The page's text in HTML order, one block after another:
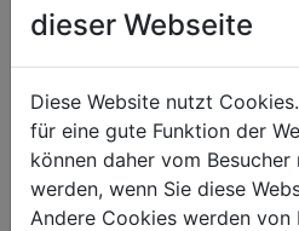
Versandmaße
Verpackungsbreite in mm
Verpackungslänge in mm
Allgemeine Daten
dieser Webseite
Diese Website nutzt
für eine gute Funktion der
können daher vom
werden, wenn Sie diese
Andere Cookies werden von